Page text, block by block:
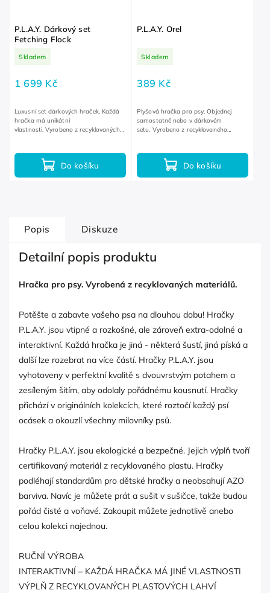
P.L.A.Y. Dárkový set
Fetching Flock
Skladem
1 699 Kč
Do košíku
Luxusní set dárkových hraček. Každá
hračka má unikátní
vlastnosti. Vyrobeno z recyklovaných
P.L.A.Y. Orel
Skladem
389 Kč
Do košíku
Plyšová hračka pro psy. Objednej
samostatně nebo v dárkovém
setu. Vyrobeno z recyklovaného
Popis Diskuze
Detailní popis produktu
Hračka pro psy. Vyrobená z recyklovaných materiálů.
Potěšte a zabavte vašeho psa na dlouhou dobu! Hračky
P.L.A.Y. jsou vtipné a rozkošné, ale zároveň extra-odolné a
interaktivní. Každá hračka je jiná - některá šustí, jiná píská a
další lze rozebrat na více částí. Hračky P.L.A.Y. jsou
vyhotoveny v perfektní kvalitě s dvouvrstvým potahem a
zesíleným šitím, aby odolaly pořádnému kousnutí. Hračky
přichází v originálních kolekcích, které roztočí každý psí
ocásek a okouzlí všechny milovníky psů.
Hračky P.L.A.Y. jsou ekologické a bezpečné. Jejich výplň tvoří
certifikovaný materiál z recyklovaného plastu. Hračky
podléhají standardům pro dětské hračky a neobsahují AZO
barviva. Navíc je můžete prát a sušit v sušičce, takže budou
pořád čisté a voňavé. Zakoupit můžete jednotlivě anebo
celou kolekci najednou.
RUČNÍ VÝROBA
INTERAKTIVNÍ – KAŽDÁ HRAČKA MÁ JINÉ VLASTNOSTI
VÝPLŇ Z RECYKLOVANÝCH PLASTOVÝCH LAHVÍ